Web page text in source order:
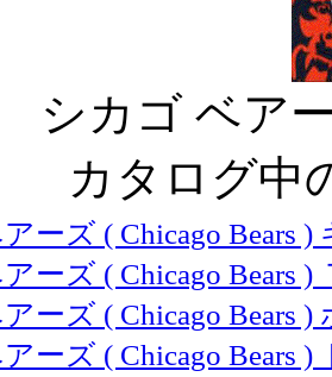
シカゴ ベア
カタログ中
ーズ ( Chicago Bears )
ーズ ( Chicago Bears )
ーズ ( Chicago Bears )
ーズ ( Chicago Bears )